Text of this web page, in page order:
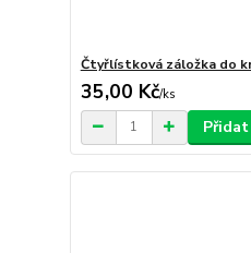
Čtyřlístková záložka do
35,00 Kč/ks